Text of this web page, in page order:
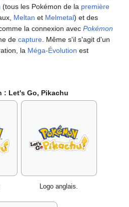
(tous les Pokémon de la première
Meltan et Melmetal) et des
la connexion avec Pokémon
de capture . Même s'il s'agit d'un
la Méga-Évolution est
: Let's Go, Pikachu
Logo anglais.